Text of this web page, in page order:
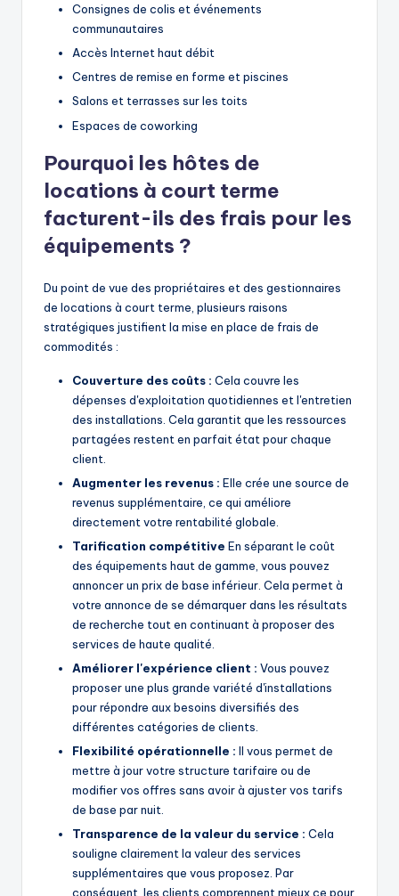
Consignes de colis et événements
communautaires
Accès Internet haut débit
Centres de remise en forme et piscines
Salons et terrasses sur les toits
Espaces de coworking
Pourquoi les hôtes de
locations à court terme
facturent-ils des frais pour les
équipements ?
Du point de vue des propriétaires et des gestionnaires
de locations à court terme, plusieurs raisons
stratégiques justifient la mise en place de frais de
commodités :
Couverture des coûts : Cela couvre les
dépenses d'exploitation quotidiennes et l'entretien
des installations. Cela garantit que les ressources
partagées restent en parfait état pour chaque
client.
Augmenter les revenus : Elle crée une source de
revenus supplémentaire, ce qui améliore
directement votre rentabilité globale.
Tarification compétitive En séparant le coût
des équipements haut de gamme, vous pouvez
annoncer un prix de base inférieur. Cela permet à
votre annonce de se démarquer dans les résultats
de recherche tout en continuant à proposer des
services de haute qualité.
Améliorer l'expérience client : Vous pouvez
proposer une plus grande variété d'installations
pour répondre aux besoins diversifiés des
différentes catégories de clients.
Flexibilité opérationnelle : Il vous permet de
mettre à jour votre structure tarifaire ou de
modifier vos offres sans avoir à ajuster vos tarifs
de base par nuit.
Transparence de la valeur du service : Cela
souligne clairement la valeur des services
supplémentaires que vous proposez. Par
conséquent, les clients comprennent mieux ce pour